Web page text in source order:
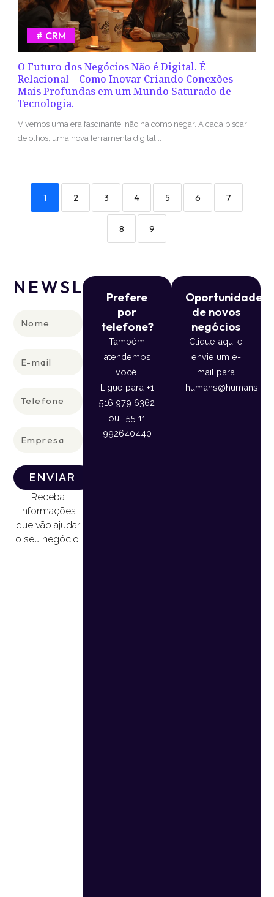
O Futuro dos Negócios Não é Digital. É
Relacional – Como Inovar Criando Conexões
Mais Profundas em um Mundo Saturado de
Tecnologia.
CRM
Vivemos uma era fascinante, não há como negar. A cada piscar
de olhos, uma nova ferramenta digital...
1 2 3 4 5 6 7
8 9
NEWSLETTER
ENVIAR
Receba
informações
que vão ajudar
o seu negócio.
Prefere
por
telefone?
Também
atendemos
você.
Ligue para +1
516 979 6362
ou +55 11
992640440
Oportunidade
de novos
negócios
Clique aqui e
envie um e-
mail para